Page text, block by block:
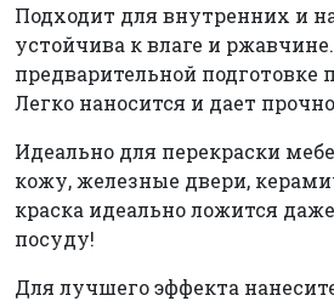
Подходит для внутренних и
устойчива к влаге и
предварительной подготовке
Легко наносится и дает
Идеально для перекраски
кожу, железные двери,
краска идеально ложится
посуду!
Для лучшего эффекта